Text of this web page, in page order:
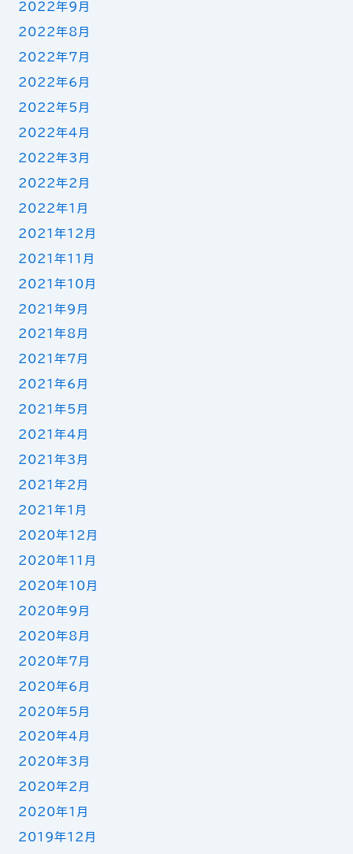
2022年9月
2022年8月
2022年7月
2022年6月
2022年5月
2022年4月
2022年3月
2022年2月
2022年1月
2021年12月
2021年11月
2021年10月
2021年9月
2021年8月
2021年7月
2021年6月
2021年5月
2021年4月
2021年3月
2021年2月
2021年1月
2020年12月
2020年11月
2020年10月
2020年9月
2020年8月
2020年7月
2020年6月
2020年5月
2020年4月
2020年3月
2020年2月
2020年1月
2019年12月